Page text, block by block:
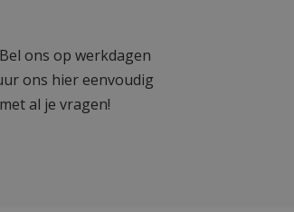
ons op werkdagen
ons hier eenvoudig
al je vragen!